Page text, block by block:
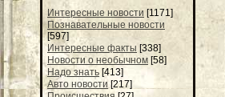
Интересные новости [1171]
Познавательные новости
[597]
Интересные факты [338]
Новости о необычном [58]
Надо знать [413]
Авто новости [217]